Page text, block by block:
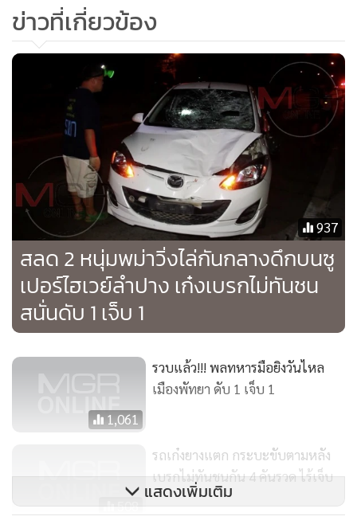
สอบถามนายณัฐพงษ์ จันทนาศักดิ์ อายุ 34 ปี คนขับรถทัวร์ ที่ยืน
รอเจ้าหน้าที่อยู่ บอกว่า ก่อนเกิดเหตุ ได้ขับรถมาตามปกติ โดยมี
ผู้โดยสารเหลืออยู่บนรถประมาณ 7 คน แต่เมื่อมาถึงบริเวณโค้ง
ลำปางกลาง ซึ่งอยู่ห่างจากจุดเกิดเหตุประมาณ 1 กิโลเมตร รถ
กระบะคันดังกล่าวก็พุ่งออกมาจากซอย
จากนั้นรถกระบะก็พยายามขับจะแซงรถของตนที่อยู่ทางเลน
ขวา พร้อมกระพริบไฟใส่เป็นระยะ แต่ตนไม่ให้แซง รถกระบะจึง
เร่งเครื่องปาดเข้ามาเลนซ้ายวิ่งแข่งตีคู่กันมากับรถของตนเอง
เมื่อมาถึงจุดเกิดเหตุ รถกระบะได้แซง และพยายามจะเข้าเลน
ขวาอย่างกะทันหัน รถกระบะจึงเฉี่ยวชนบริเวณด้านหน้ารถข้าง
ขวาของตน ทำให้รถหมุน และตกไปในร่องกลางถนน กระเด็น
ข้ามเลนไปอีกฟากหนึ่ง จนมีผู้ได้รับบาดเจ็บและเสียชีวิตดังกล่าว
เจ้าหน้าที่ตำรวจจึงบันทึกหลักฐานในที่เกิดเหตุ และจะดำเนิน
การสอบสวนเพิ่มเติมอย่างละเอียด เพื่อดำเนินการตามขั้นตอน
ข่าวที่เกี่ยวข้อง
937
สลด 2 หนุ่มพม่าวิ่งไล่กันกลางดึกบนซู
เปอร์ไฮเวย์ลำปาง เก๋งเบรกไม่ทันชน
สนั่นดับ 1 เจ็บ 1
1,061
รวบแล้ว!!! พลทหารมือยิงวันไหล
เมืองพัทยา ดับ 1 เจ็บ 1
508
รถเก๋งยางแตก กระบะขับตามหลัง
เบรกไม่ทันชนกัน 4 คันรวด ไร้เจ็บ
แสดงเพิ่มเติม